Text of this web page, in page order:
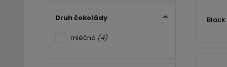
Druh čokolády
mléčná (4)